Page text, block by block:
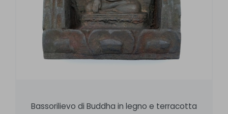
Bassorilievo di Buddha in legno e terracotta